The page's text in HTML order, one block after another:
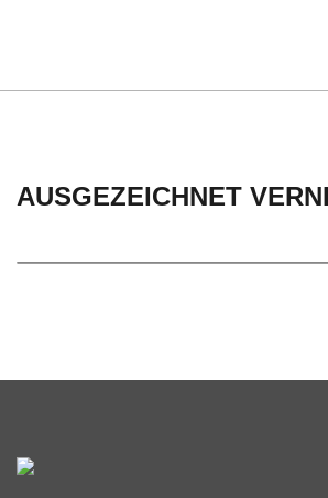
H
L
E
AUSGEZEICHNET